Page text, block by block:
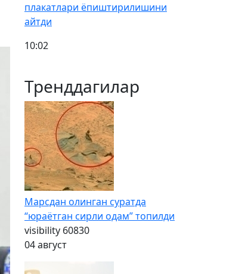
плакатлари ёпиштирилишини
айтди
10:02
Тренддагилар
Марсдан олинган суратда
“юраётган сирли одам” топилди
visibility 60830
04 август